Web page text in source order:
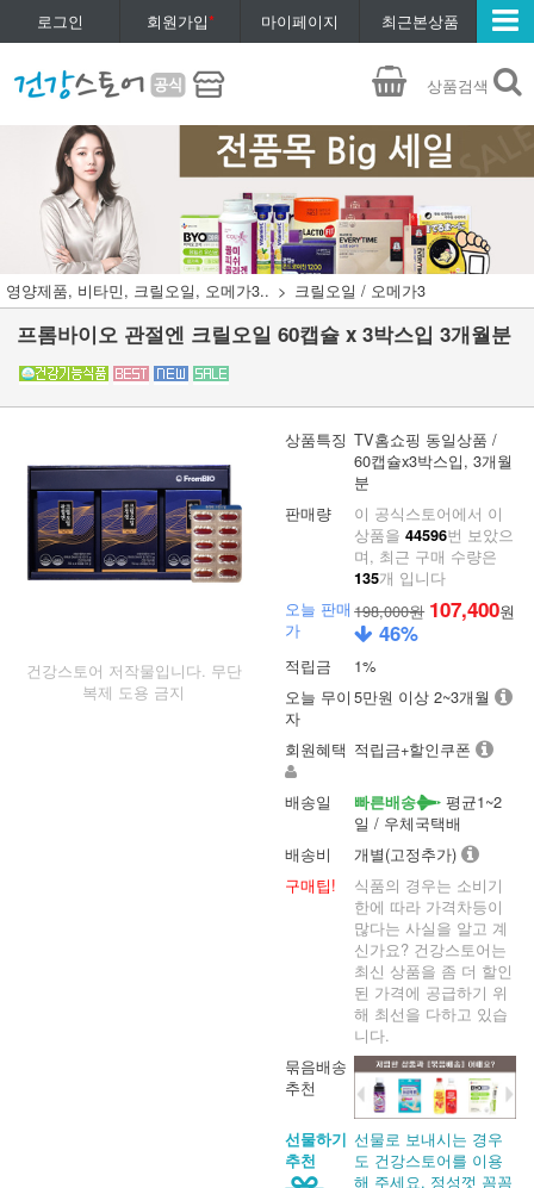
로그인 회원가입* 마이페이지 최근본상품
상품검색
영양제품, 비타민, 크릴오일, 오메가3.. 크릴오일 / 오메가3
프롬바이오 관절엔 크릴오일 60캡슐 x 3박스입 3개월분
건강스토어 저작물입니다. 무단
복제 도용 금지
상품특징 TV홈쇼핑 동일상품 /
60캡슐x3박스입, 3개월
분
판매량
이 공식스토어에서 이
상품을44596번 보았으
며, 최근 구매 수량은
135개 입니다
오늘 판매
가
198,000원 107,400원
46%
적립금
1%
오늘 무이
자
5만원 이상 2~3개월
회원혜택 적립금+할인쿠폰
배송일 빠른배송
평균1~2
일 / 우체국택배
배송비
개별(고정추가)
구매팁!
식품의 경우는 소비기
한에 따라 가격차등이
많다는 사실을 알고 계
신가요? 건강스토어는
최신 상품을 좀 더 할인
된 가격에 공급하기 위
해 최선을 다하고 있습
니다.
묶음배송
추천
선물하기
추천
선물로 보내시는 경우
도 건강스토어를 이용
해 주세요. 정성껏 꼼꼼